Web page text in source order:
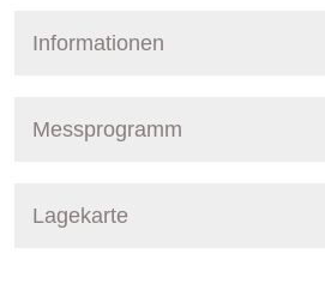
Informationen
Nummer
Messprogramm
Stoffgruppe
Lagekarte